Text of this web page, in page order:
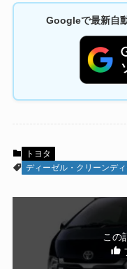
Googleで最新自
トヨタ
ディーゼル・クリーンデ
この